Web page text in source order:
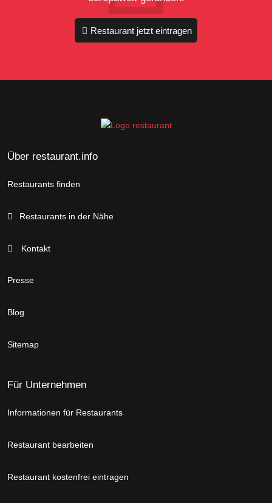
Restaurant jetzt eintragen
Über restaurant.info
Restaurants finden
Restaurants in der Nähe
Kontakt
Presse
Blog
Sitemap
Für Unternehmen
Informationen für Restaurants
Restaurant bearbeiten
Restaurant kostenfrei eintragen